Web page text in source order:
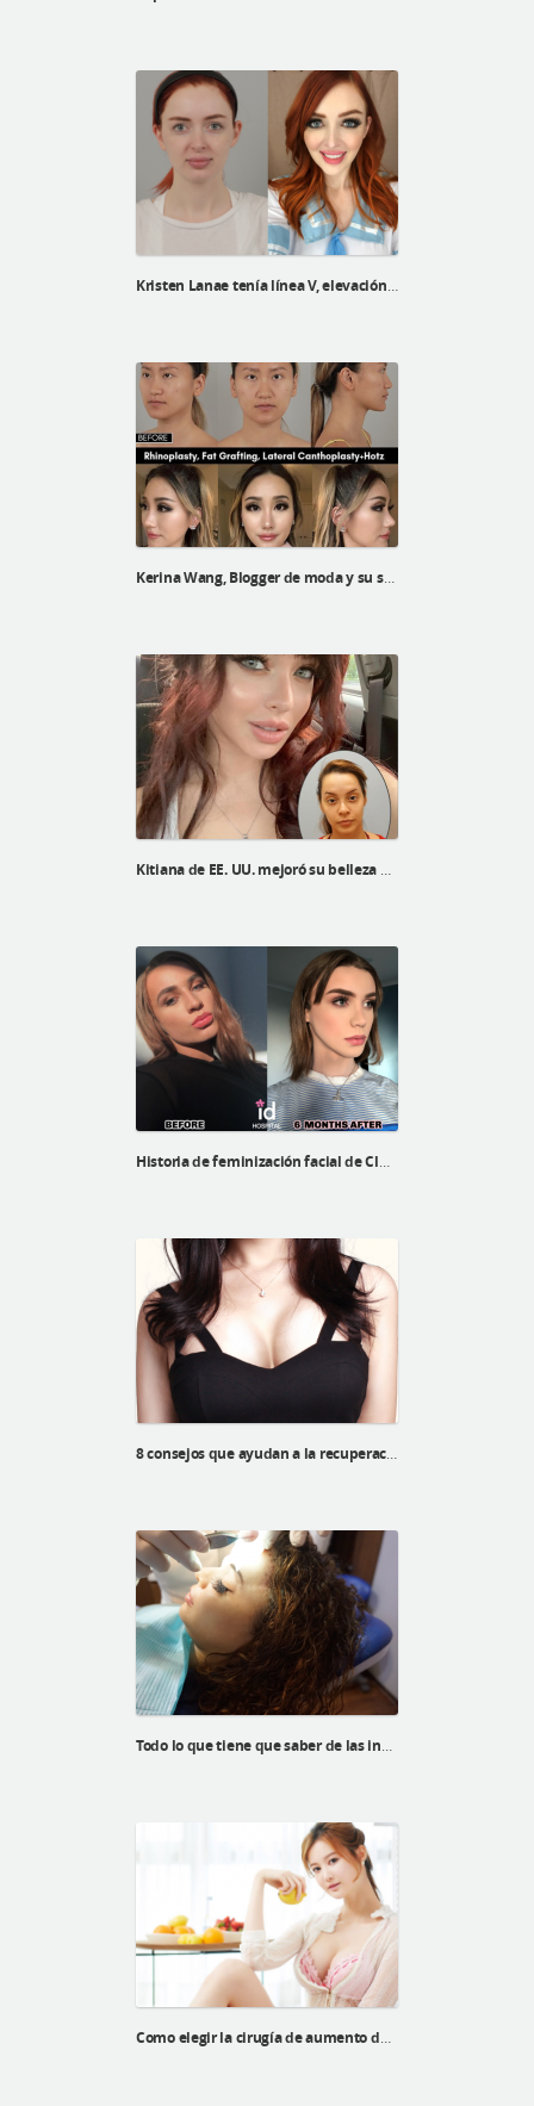
Kristen Lanae tenía línea V, elevación V3 y reposicionamiento de grasa debajo de los ojos
Kerina Wang, Blogger de moda y su selfie real después de una cirugía plástica en ID Hospital
Kitiana de EE. UU. mejoró su belleza después de la línea V, el levantamiento V3 y la reducción de la frente
Historia de feminización facial de Cluam Sutherland
8 consejos que ayudan a la recuperación luego de una cirugía de mamas
Todo lo que tiene que saber de las incisiones
Como elegir la cirugía de aumento de bustos